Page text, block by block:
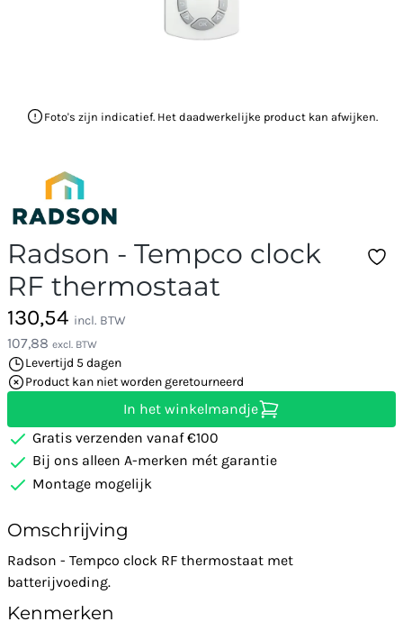
Foto's zijn indicatief. Het daadwerkelijke product kan afwijken.
Radson - Tempco clock
RF thermostaat
130,54 incl. BTW
107,88 excl. BTW
Levertijd 5 dagen
Product kan niet worden geretourneerd
In het winkelmandje
Gratis verzenden vanaf €100
Bij ons alleen A-merken mét garantie
Montage mogelijk
Omschrijving
Radson - Tempco clock RF thermostaat met
batterijvoeding.
Kenmerken